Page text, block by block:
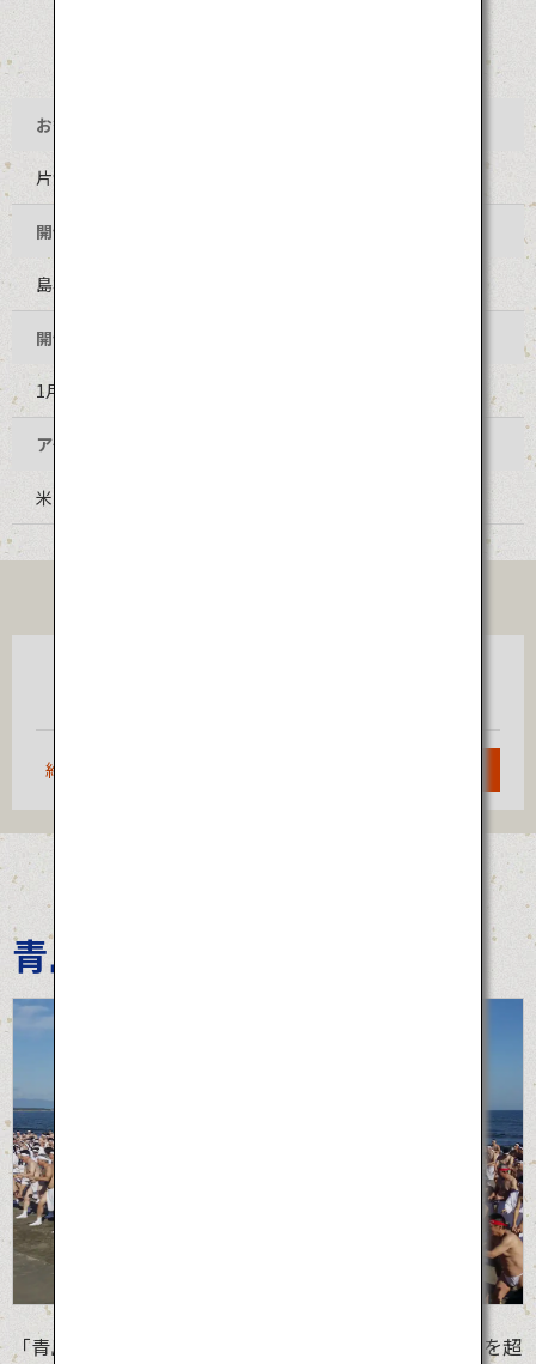
お祭り名
片江墨つけとんど
開催地
島根県八束郡美保関町片江 方結神社
開催時期
1月上旬
アクセス
米子鬼太郎空港からJR境港線・バス乗継 約2時間
約1時間20分
青島裸まいり
「青島裸詣り」は、青島神社横の海岸で行われ、400人を超